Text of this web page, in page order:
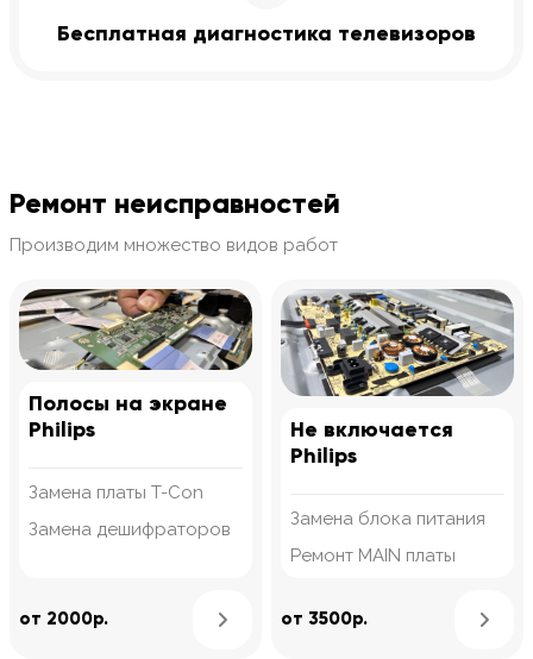
Бесплатная диагностика телевизоров
Ремонт неисправностей
Производим множество видов работ
Полосы на экране
Philips
Замена платы T-Con
Замена дешифраторов
от 2000р. Узнать подробнее
Не включается
Philips
Замена блока питания
Ремонт MAIN платы
от 3500р.